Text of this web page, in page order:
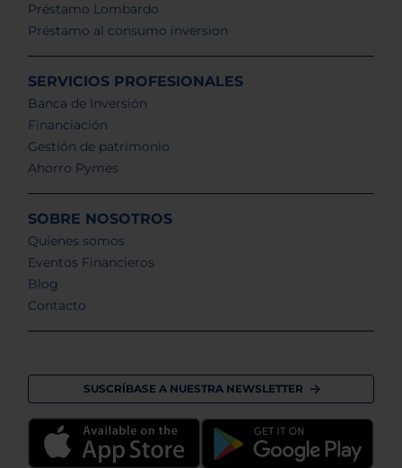
Préstamo Lombardo
Préstamo al consumo inversion
SERVICIOS PROFESIONALES
Banca de Inversión
Financiación
Gestión de patrimonio
Ahorro Pymes
SOBRE NOSOTROS
Quienes somos
Eventos Financieros
Blog
Contacto
SUSCRÍBASE A NUESTRA NEWSLETTER